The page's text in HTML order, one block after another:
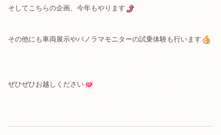
そしてこちらの企画、今年もやります
その他にも車両展示やパノラマモニターの試乗体験も行います
ぜひぜひお越しください